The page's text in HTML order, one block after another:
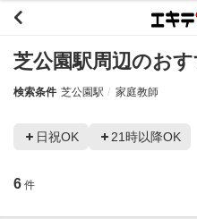
芝公園駅周辺のお
検索条件 芝公園駅 家庭教師
日祝OK 21時以降OK
6 件